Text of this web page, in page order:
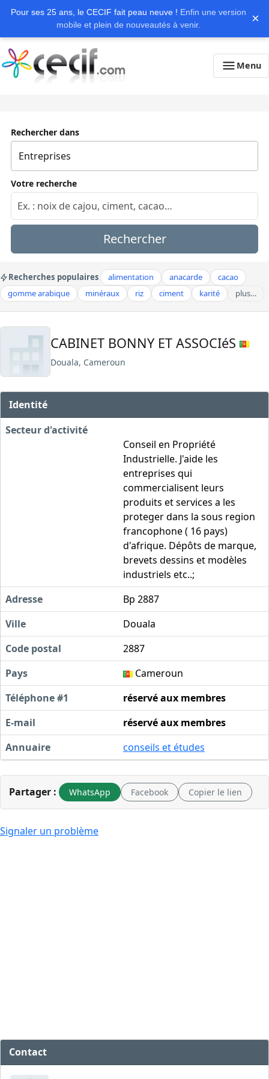
Pour ses 25 ans, le CECIF fait peau neuve ! Enfin une version
mobile et plein de nouveautés à venir.
×
Menu
Rechercher dans
Votre recherche
Rechercher
Recherches populaires alimentation anacarde
cacao
gomme arabique
minéraux riz ciment karité plus…
CABINET BONNY ET ASSOCIéS
Douala, Cameroun
Identité
Secteur d'activité
Conseil en Propriété
Industrielle. J'aide les
entreprises qui
commercialisent leurs
produits et services a les
proteger dans la sous region
francophone ( 16 pays)
d'afrique. Dépôts de marque,
brevets dessins et modèles
industriels etc..;
Adresse
Bp 2887
Ville
Douala
Code postal
2887
Pays
Cameroun
Téléphone #1
réservé aux membres
E-mail
réservé aux membres
Annuaire
conseils et études
Partager : WhatsApp Facebook Copier le lien
Signaler un problème
Contact